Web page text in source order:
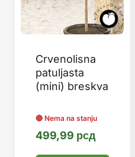
Crvenolisna
patuljasta
(mini) breskva
499,99 рсд